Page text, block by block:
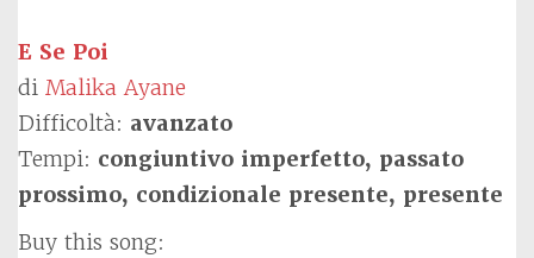
E Se Poi
di Malika Ayane
Difficoltà: avanzato
Tempi: congiuntivo imperfetto, passato
prossimo, condizionale presente, presente
Buy this song: